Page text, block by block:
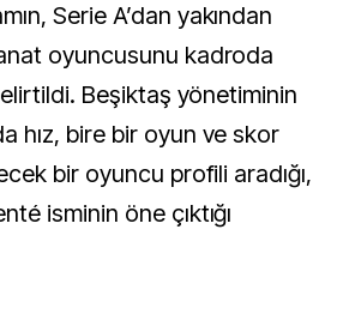
Serie A’dan yakından
oyuncusunu kadroda
Beşiktaş yönetiminin
hız, bire bir oyun ve skor
bir oyuncu profili aradığı,
isminin öne çıktığı